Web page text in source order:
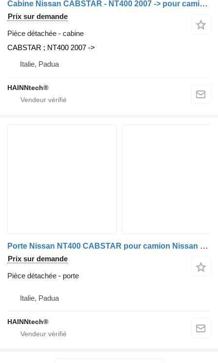
Cabine Nissan CABSTAR - NT400 2007 -> pour camion Nissan
Prix sur demande
Pièce détachée - cabine
CABSTAR ; NT400 2007 ->
Italie, Padua
HAINNtech®
Porte Nissan NT400 CABSTAR pour camion Nissan CABSTAR
Prix sur demande
Pièce détachée - porte
Italie, Padua
HAINNtech®